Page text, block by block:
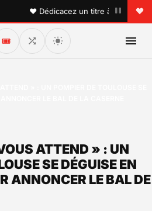
♥ Dédicacez un titre à vos proches
🎟️
ATTEND » : UN
SE DÉGUISE EN
ANNONCER LE BAL DE